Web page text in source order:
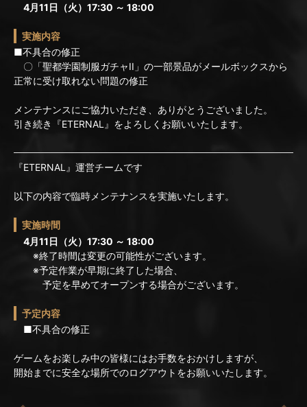
4月11日（火）17:30 ～ 18:00
実施内容
■不具合の修正
〇「聖都学園制服ガチャII」の一部景品がメールボックスから
正常に受け取れない問題の修正
メンテナンスにご協力いただき、ありがとうございました。
引き続き『ETERNAL』をよろしくお願いいたします。
『ETERNAL』運営チームです
以下の内容で臨時メンテナンスを実施いたします。
実施時間
4月11日（火）17:30 ～ 18:00
※終了時間は変更の可能性がございます。
※予定作業が早期に終了した場合、
予定を早めてオープンする場合がございます。
予定内容
■不具合の修正
ゲームをお楽しみ中の皆様にはお手数をおかけしますが、
開始までに安全な場所でのログアウトをお願いいたします。